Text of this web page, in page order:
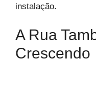
instalação.
A Rua
Crescendo